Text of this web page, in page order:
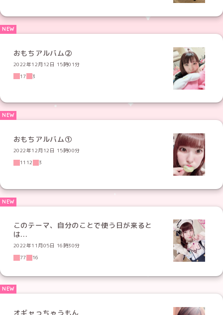
おもちアルバム②
2022年12月12日 15時01分
17
3
おもちアルバム①
2022年12月12日 15時00分
1112
3
このテーマ、自分のことで使う日が来ると
は...
2022年11月05日 16時30分
77
16
オギャっちゃうもん